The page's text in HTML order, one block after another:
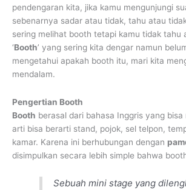
pendengaran kita, jika kamu mengunjungi
sebenarnya sadar atau tidak, tahu atau
sering melihat booth tetapi kamu tidak tahu
‘Booth’ yang sering kita dengar namun
mengetahui apakah booth itu, mari kita
mendalam.
Pengertian Booth
Booth berasal dari bahasa Inggris yang bisa
arti bisa berarti stand, pojok, sel telpon,
kamar. Karena ini berhubungan dengan
disimpulkan secara lebih simple bahwa
Sebuah mini stage yang